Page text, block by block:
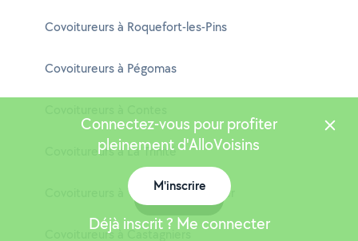
Covoitureurs à Roquefort-les-Pins
Covoitureurs à Pégomas
Covoitureurs à La Trinité
Covoitureurs à Villefranche-sur-Mer
Covoitureurs à Castagniers
Connectez-vous pour profiter
pleinement d'AlloVoisins
M'inscrire
Déjà inscrit ? Me connecter